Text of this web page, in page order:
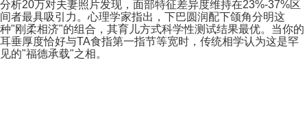
分析20万对夫妻照片发现，面部特征差异度维持在23%-37%区
间者最具吸引力。心理学家指出，下巴圆润配下颌角分明这
种"刚柔相济"的组合，其育儿方式科学性测试结果最优。当你的
耳垂厚度恰好与TA食指第一指节等宽时，传统相学认为这是罕
见的"福德承载"之相。